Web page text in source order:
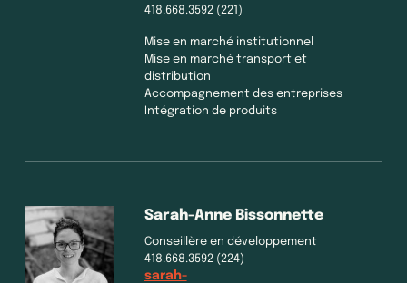
418.668.3592 (221)
Mise en marché institutionnel
Mise en marché transport et
distribution
Accompagnement des entreprises
Intégration de produits
Sarah-Anne Bissonnette
Conseillère en développement
418.668.3592 (224)
sarah-